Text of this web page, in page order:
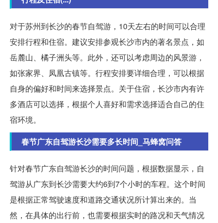
对于苏州到长沙的春节自驾游，10天左右的时间可以合理
安排行程和住宿。建议安排参观长沙市内的著名景点，如
岳麓山、橘子洲头等。此外，还可以考虑周边的风景游，
如张家界、凤凰古镇等。行程安排要详细合理，可以根据
自身的偏好和时间来选择景点。关于住宿，长沙市内有许
多酒店可以选择，根据个人喜好和需求选择适合自己的住
宿环境。
春节广东自驾游长沙需要多长时间_马蜂窝问答
针对春节广东自驾游长沙的时间问题，根据数据显示，自
驾游从广东到长沙需要大约6到7个小时的车程。这个时间
是根据正常驾驶速度和道路交通状况所计算出来的。当
然，在具体的出行前，也需要根据实时的路况和天气情况